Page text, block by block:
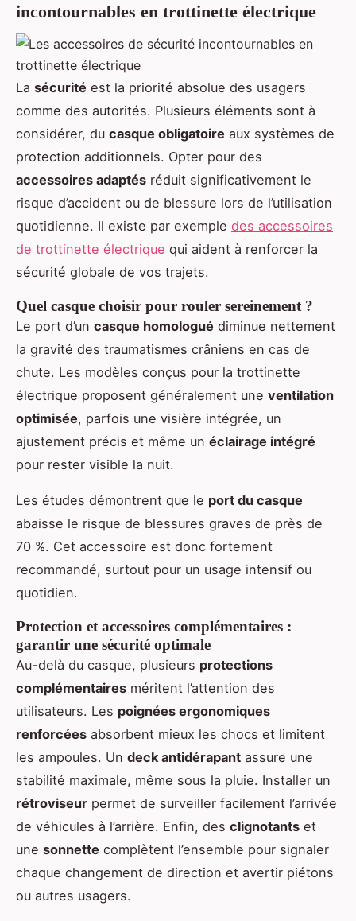
incontournables en trottinette électrique
La sécurité est la priorité absolue des usagers
comme des autorités. Plusieurs éléments sont à
considérer, du casque obligatoire aux systèmes de
protection additionnels. Opter pour des
accessoires adaptés réduit significativement le
risque d’accident ou de blessure lors de l’utilisation
quotidienne. Il existe par exemple des accessoires
de trottinette électrique qui aident à renforcer la
sécurité globale de vos trajets.
Quel casque choisir pour rouler sereinement ?
Le port d’un casque homologué diminue nettement
la gravité des traumatismes crâniens en cas de
chute. Les modèles conçus pour la trottinette
électrique proposent généralement une ventilation
optimisée, parfois une visière intégrée, un
ajustement précis et même un éclairage intégré
pour rester visible la nuit.
Les études démontrent que le port du casque
abaisse le risque de blessures graves de près de
70 %. Cet accessoire est donc fortement
recommandé, surtout pour un usage intensif ou
quotidien.
Protection et accessoires complémentaires :
garantir une sécurité optimale
Au-delà du casque, plusieurs protections
complémentaires méritent l’attention des
utilisateurs. Les poignées ergonomiques
renforcées absorbent mieux les chocs et limitent
les ampoules. Un deck antidérapant assure une
stabilité maximale, même sous la pluie. Installer un
rétroviseur permet de surveiller facilement l’arrivée
de véhicules à l’arrière. Enfin, des clignotants et
une sonnette complètent l’ensemble pour signaler
chaque changement de direction et avertir piétons
ou autres usagers.